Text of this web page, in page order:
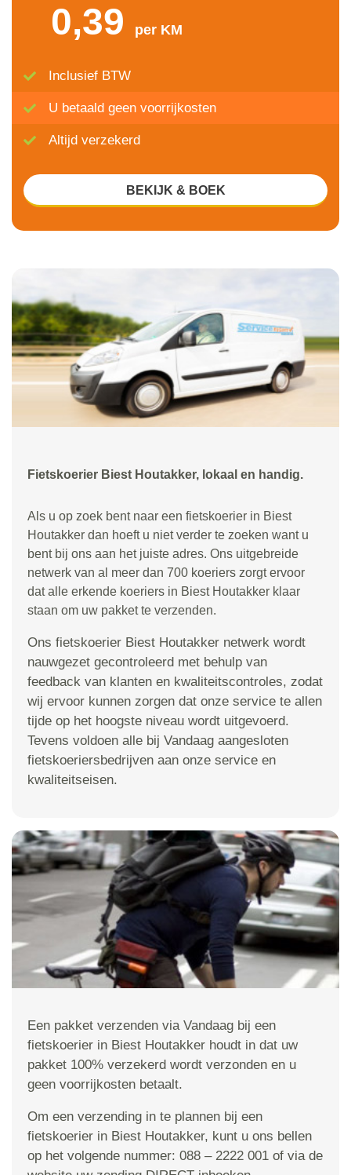
Fietskoerier Biest Houtakker, lokaal en handig.
Als u op zoek bent naar een fietskoerier in Biest
Houtakker dan hoeft u niet verder te zoeken want u
bent bij ons aan het juiste adres. Ons uitgebreide
netwerk van al meer dan 700 koeriers zorgt ervoor
dat alle erkende koeriers in Biest Houtakker klaar
staan om uw pakket te verzenden.
Ons fietskoerier Biest Houtakker netwerk wordt
nauwgezet gecontroleerd met behulp van
feedback van klanten en kwaliteitscontroles, zodat
wij ervoor kunnen zorgen dat onze service te allen
tijde op het hoogste niveau wordt uitgevoerd.
Tevens voldoen alle bij Vandaag aangesloten
fietskoeriersbedrijven aan onze service en
kwaliteitseisen.
0,39 per KM
Inclusief BTW
U betaald geen voorrijkosten
Altijd verzekerd
BEKIJK & BOEK
Een pakket verzenden via Vandaag bij een
fietskoerier in Biest Houtakker houdt in dat uw
pakket 100% verzekerd wordt verzonden en u
geen voorrijkosten betaalt.
Om een verzending in te plannen bij een
fietskoerier in Biest Houtakker, kunt u ons bellen
op het volgende nummer: 088 – 2222 001 of via de